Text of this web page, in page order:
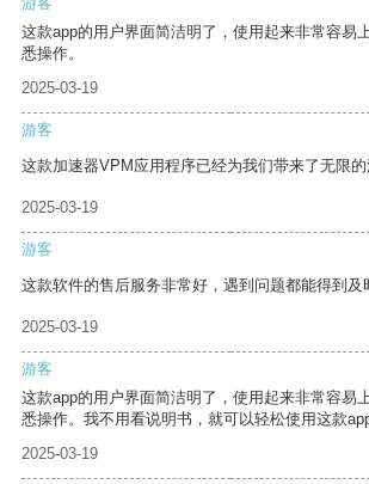
这款app的用户界面简洁明了，使用起来非常容易
悉操作。
2025-03-19
游客
这款加速器VPM应用程序已经为我们带来了无限的
2025-03-19
游客
这款软件的售后服务非常好，遇到问题都能得到及
2025-03-19
游客
这款app的用户界面简洁明了，使用起来非常容易
悉操作。我不用看说明书，就可以轻松使用这款app
2025-03-19